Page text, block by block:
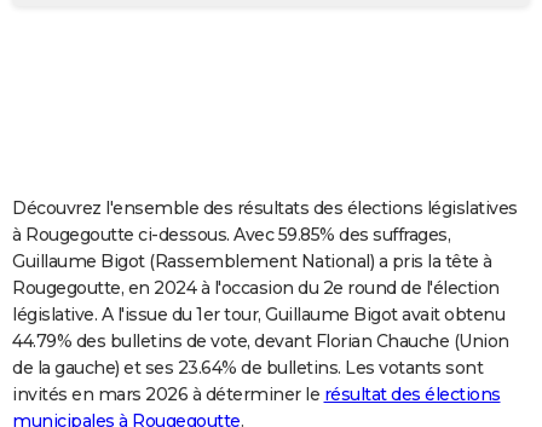
Carte de Noël
Carte Bonne année
Carte Saint-Valentin
Carte Pâques
Carte d'anniversaire
DICTIONNAIRE
Dictionnaire
Biographies
Citations
Expressions
Proverbes
PROGRAMME TV
COPAINS D'AVANT
S'inscrire
Se connecter
Lycées
Collèges
Primaires
Universités
Entreprises
Service militaire
Avis de recherche
AVIS DE DÉCÈS
FORUM
Découvrez l'ensemble des résultats des élections législatives
à Rougegoutte ci-dessous. Avec 59.85% des suffrages,
Guillaume Bigot (Rassemblement National) a pris la tête à
Rougegoutte, en 2024 à l'occasion du 2e round de l'élection
législative. A l'issue du 1er tour, Guillaume Bigot avait obtenu
44.79% des bulletins de vote, devant Florian Chauche (Union
de la gauche) et ses 23.64% de bulletins. Les votants sont
invités en mars 2026 à déterminer le résultat des élections
municipales à Rougegoutte.